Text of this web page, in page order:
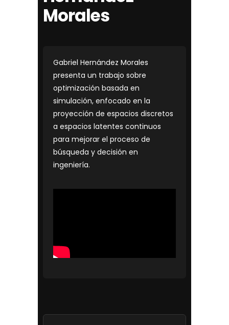
Morales
Gabriel Hernández Morales
presenta un trabajo sobre
optimización basada en
simulación, enfocado en la
proyección de espacios discretos
a espacios latentes continuos
para mejorar el proceso de
búsqueda y decisión en
ingeniería.